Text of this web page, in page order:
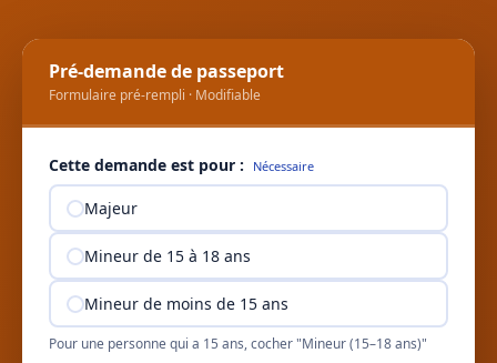
Pré-demande de passeport
Formulaire pré-rempli · Modifiable
Cette demande est pour : Nécessaire
Majeur
Mineur de 15 à 18 ans
Mineur de moins de 15 ans
Pour une personne qui a 15 ans, cocher "Mineur (15–18 ans)"